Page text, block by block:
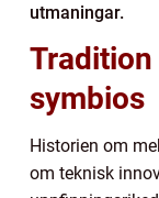
utmaningar.
symbios
Historien om
om teknisk